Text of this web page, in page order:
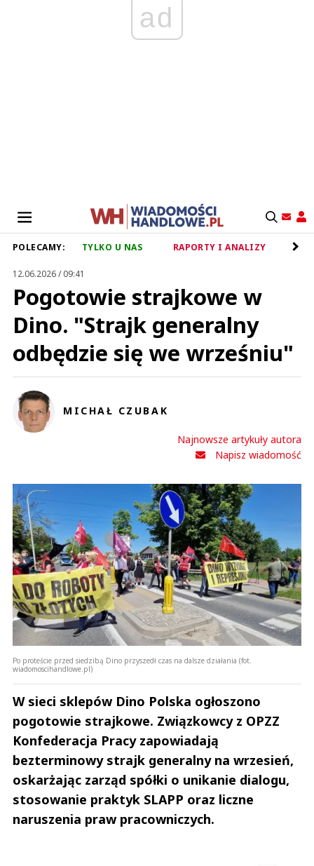
ad
POLECAMY: TYLKO U NAS RAPORTY I ANALIZY
12.06.2026 / 09:41
Pogotowie strajkowe w
Dino. "Strajk generalny
odbędzie się we wrześniu"
MICHAŁ CZUBAK
Najnowsze artykuły autora
Napisz wiadomość
Po proteście przed siedzibą Dino przyszedł czas na dalsze działania (fot.
wiadomoscihandlowe.pl)
W sieci sklepów Dino Polska ogłoszono
pogotowie strajkowe. Związkowcy z OPZZ
Konfederacja Pracy zapowiadają
bezterminowy strajk generalny na wrzesień,
oskarżając zarząd spółki o unikanie dialogu,
stosowanie praktyk SLAPP oraz liczne
naruszenia praw pracowniczych.